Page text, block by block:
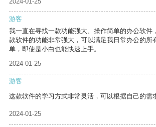
游客
我一直在寻找一款功能强大、操作简单的办公软件
款软件的功能非常强大，可以满足我日常办公的所
单，即使是小白也能快速上手。
2024-01-25
游客
这款软件的学习方式非常灵活，可以根据自己的需
2024-01-25